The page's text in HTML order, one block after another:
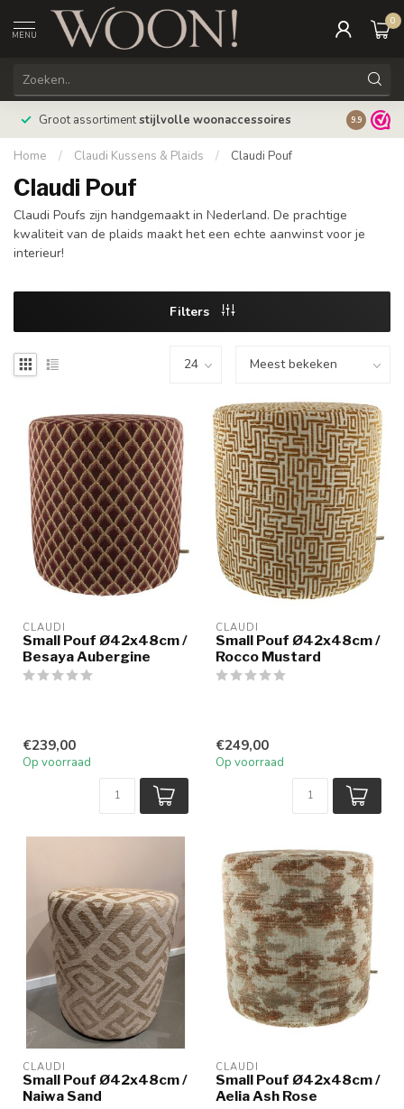
MENU
0
Groot assortimentstijlvolle woonaccessoires 9.9
Home / Claudi Kussens & Plaids / Claudi Pouf
Claudi Pouf
Claudi Poufs zijn handgemaakt in Nederland. De prachtige
kwaliteit van de plaids maakt het een echte aanwinst voor je
interieur!
Filters
CLAUDI
Small Pouf Ø42x48cm /
Besaya Aubergine
€239,00
Op voorraad
CLAUDI
Small Pouf Ø42x48cm /
Rocco Mustard
€249,00
Op voorraad
CLAUDI
Small Pouf Ø42x48cm /
Naiwa Sand
CLAUDI
Small Pouf Ø42x48cm /
Aelia Ash Rose